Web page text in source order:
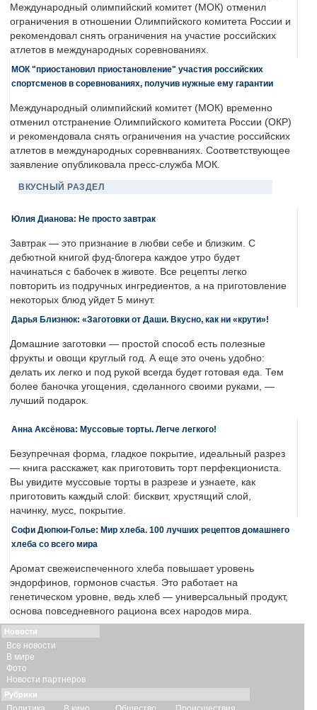
Международный олимпийский комитет (МОК) отменил
ограничения в отношении Олимпийского комитета России и
рекомендовал снять ограничения на участие российских
атлетов в международных соревнованиях.
МОК "приостановил приостановление" участия российских
спортсменов в соревнованиях, получив нужные ему гарантии
Международный олимпийский комитет (МОК) временно
отменил отстранение Олимпийского комитета России (ОКР)
и рекомендовала снять ограничения на участие российских
атлетов в международных соревнваниях. Соответствующее
заявление опубликовала пресс-служба МОК.
ВКУСНЫЙ РАЗДЕЛ
Юлия Дианова: Не просто завтрак
Завтрак — это признание в любви себе и близким. С
дебютной книгой фуд-блогера каждое утро будет
начинаться с бабочек в животе. Все рецепты легко
повторить из подручных ингредиентов, а на приготовление
некоторых блюд уйдет 5 минут.
Дарья Близнюк: «Заготовки от Даши. Вкусно, как ни «крути»!
Домашние заготовки — простой способ есть полезные
фрукты и овощи круглый год. А еще это очень удобно:
делать их легко и под рукой всегда будет готовая еда. Тем
более баночка угощения, сделанного своими руками, —
лучший подарок.
Анна Аксёнова: Муссовые торты. Легче легкого!
Безупречная форма, гладкое покрытие, идеальный разрез
— книга расскажет, как приготовить торт перфекциониста.
Вы увидите муссовые торты в разрезе и узнаете, как
приготовить каждый слой: бисквит, хрустящий слой,
начинку, мусс, покрытие.
Софи Дюпюи-Голье: Мир хлеба. 100 лучших рецептов домашнего
хлеба со всего мира
Аромат свежеиспеченного хлеба повышает уровень
эндорфинов, гормонов счастья. Это работает на
генетическом уровне, ведь хлеб — универсальный продукт,
основа повседневного рациона всех народов мира.
Новости
Все новости
В мире
Фото
Новости партнеров
Рубрики